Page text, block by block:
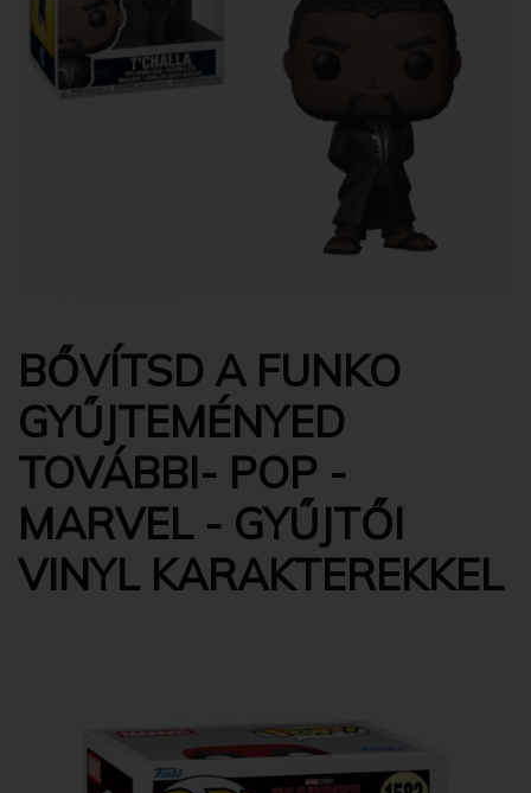
BŐVÍTSD A FUNKO
GYŰJTEMÉNYED
TOVÁBBI- POP -
MARVEL - GYŰJTŐI
VINYL KARAKTEREKKEL